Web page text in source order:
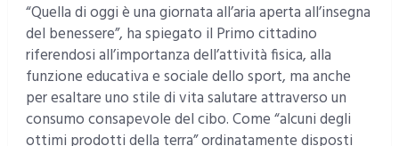
“Quella di oggi è una giornata all’aria aperta all’insegna
del benessere”, ha spiegato il Primo cittadino
riferendosi all’importanza dell’attività fisica, alla
funzione educativa e sociale dello sport, ma anche
per esaltare uno stile di vita salutare attraverso un
consumo consapevole del cibo. Come “alcuni degli